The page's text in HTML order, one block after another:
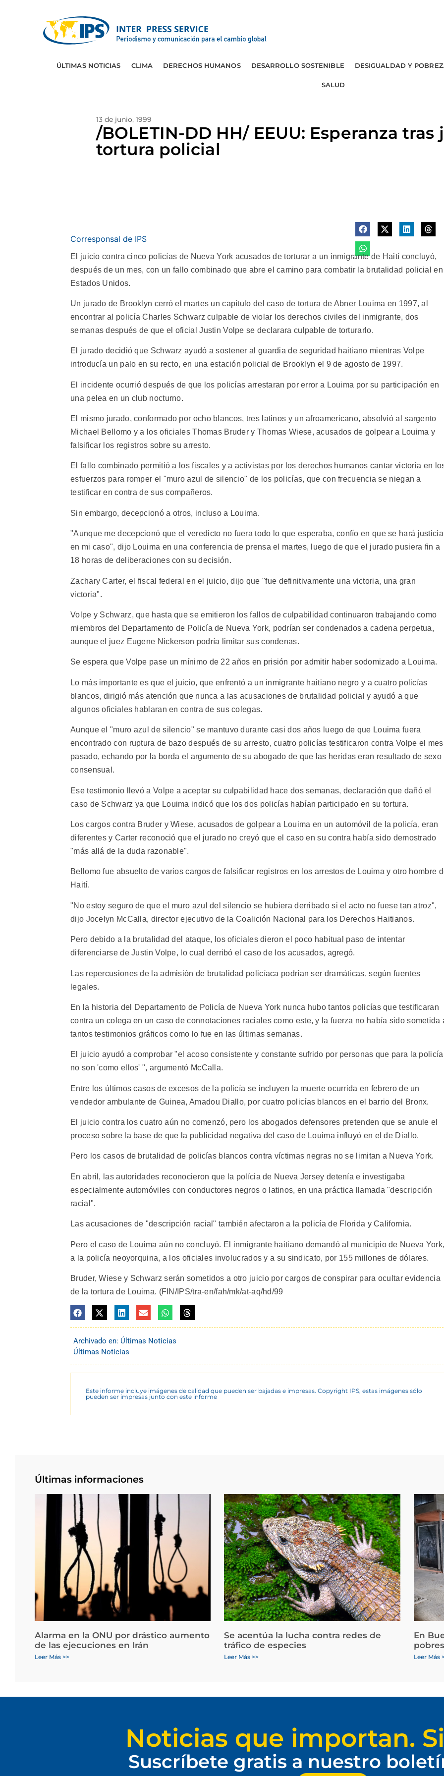
ÚLTIMAS NOTICIAS CLIMA DERECHOS HUMANOS DESARROLLO SOSTENIBLE DESIGUALDAD Y
SALUD
13 de junio, 1999
/BOLETIN-DD HH/ EEUU: Esperanza
tortura policial
Corresponsal de IPS
El juicio contra cinco policías de Nueva York acusados de torturar a un inmigrante de Haití concluyó,
después de un mes, con un fallo combinado que abre el camino para combatir la brutalidad policial en
Estados Unidos.
Un jurado de Brooklyn cerró el martes un capítulo del caso de tortura de Abner Louima en 1997, al
encontrar al policía Charles Schwarz culpable de violar los derechos civiles del inmigrante, dos
semanas después de que el oficial Justin Volpe se declarara culpable de torturarlo.
El jurado decidió que Schwarz ayudó a sostener al guardia de seguridad haitiano mientras Volpe
introducía un palo en su recto, en una estación policial de Brooklyn el 9 de agosto de 1997.
El incidente ocurrió después de que los policías arrestaran por error a Louima por su participación en
una pelea en un club nocturno.
El mismo jurado, conformado por ocho blancos, tres latinos y un afroamericano, absolvió al sargento
Michael Bellomo y a los oficiales Thomas Bruder y Thomas Wiese, acusados de golpear a Louima y
falsificar los registros sobre su arresto.
El fallo combinado permitió a los fiscales y a activistas por los derechos humanos cantar victoria en
esfuerzos para romper el "muro azul de silencio" de los policías, que con frecuencia se niegan a
testificar en contra de sus compañeros.
Sin embargo, decepcionó a otros, incluso a Louima.
"Aunque me decepcionó que el veredicto no fuera todo lo que esperaba, confío en que se hará justicia
en mi caso", dijo Louima en una conferencia de prensa el martes, luego de que el jurado pusiera fin a
18 horas de deliberaciones con su decisión.
Zachary Carter, el fiscal federal en el juicio, dijo que "fue definitivamente una victoria, una gran
victoria".
Volpe y Schwarz, que hasta que se emitieron los fallos de culpabilidad continuaron trabajando como
miembros del Departamento de Policía de Nueva York, podrían ser condenados a cadena perpetua,
aunque el juez Eugene Nickerson podría limitar sus condenas.
Se espera que Volpe pase un mínimo de 22 años en prisión por admitir haber sodomizado a Louima.
Lo más importante es que el juicio, que enfrentó a un inmigrante haitiano negro y a cuatro policías
blancos, dirigió más atención que nunca a las acusaciones de brutalidad policial y ayudó a que
algunos oficiales hablaran en contra de sus colegas.
Aunque el "muro azul de silencio" se mantuvo durante casi dos años luego de que Louima fuera
encontrado con ruptura de bazo después de su arresto, cuatro policías testificaron contra Volpe el mes
pasado, echando por la borda el argumento de su abogado de que las heridas eran resultado de sexo
consensual.
Ese testimonio llevó a Volpe a aceptar su culpabilidad hace dos semanas, declaración que dañó el
caso de Schwarz ya que Louima indicó que los dos policías habían participado en su tortura.
Los cargos contra Bruder y Wiese, acusados de golpear a Louima en un automóvil de la policía, eran
diferentes y Carter reconoció que el jurado no creyó que el caso en su contra había sido demostrado
"más allá de la duda razonable".
Bellomo fue absuelto de varios cargos de falsificar registros en los arrestos de Louima y otro hombre
Haití.
"No estoy seguro de que el muro azul del silencio se hubiera derribado si el acto no fuese tan atroz",
dijo Jocelyn McCalla, director ejecutivo de la Coalición Nacional para los Derechos Haitianos.
Pero debido a la brutalidad del ataque, los oficiales dieron el poco habitual paso de intentar
diferenciarse de Justin Volpe, lo cual derribó el caso de los acusados, agregó.
Las repercusiones de la admisión de brutalidad policíaca podrían ser dramáticas, según fuentes
legales.
En la historia del Departamento de Policía de Nueva York nunca hubo tantos policías que testificaran
contra un colega en un caso de connotaciones raciales como este, y la fuerza no había sido sometida
tantos testimonios gráficos como lo fue en las últimas semanas.
El juicio ayudó a comprobar "el acoso consistente y constante sufrido por personas que para la policía
no son 'como ellos' ", argumentó McCalla.
Entre los últimos casos de excesos de la policía se incluyen la muerte ocurrida en febrero de un
vendedor ambulante de Guinea, Amadou Diallo, por cuatro policías blancos en el barrio del Bronx.
El juicio contra los cuatro aún no comenzó, pero los abogados defensores pretenden que se anule el
proceso sobre la base de que la publicidad negativa del caso de Louima influyó en el de Diallo.
Pero los casos de brutalidad de policías blancos contra víctimas negras no se limitan a Nueva York.
En abril, las autoridades reconocieron que la polícia de Nueva Jersey detenía e investigaba
especialmente automóviles con conductores negros o latinos, en una práctica llamada "descripción
racial".
Las acusaciones de "descripción racial" también afectaron a la policía de Florida y California.
Pero el caso de Louima aún no concluyó. El inmigrante haitiano demandó al municipio de Nueva
a la policía neoyorquina, a los oficiales involucrados y a su sindicato, por 155 millones de dólares.
Bruder, Wiese y Schwarz serán sometidos a otro juicio por cargos de conspirar para ocultar evidencia
de la tortura de Louima. (FIN/IPS/tra-en/fah/mk/at-aq/hd/99
Archivado en: Últimas Noticias
Últimas Noticias
Este informe incluye imágenes de calidad que pueden ser bajadas e impresas. Copyright IPS, estas imágenes sólo
pueden ser impresas junto con este informe
Últimas informaciones
Alarma en la ONU por drástico aumento
de las ejecuciones en Irán
Leer Más >>
Se acentúa la lucha contra redes de
tráfico de especies
Leer Más >>
En
Leer Más
Noticias que importan.
Suscríbete gratis a nuestro